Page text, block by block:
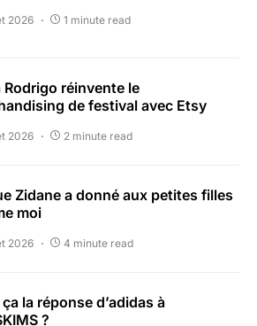
2026 1 minute read
Rodrigo réinvente le
de festival avec Etsy
2026 2 minute read
Zidane a donné aux petites filles
moi
2026 4 minute read
ça la réponse d’adidas à
?